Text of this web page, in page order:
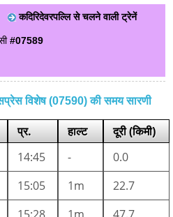
कदिरिदेवरपल्लि से चलने वाली ट्रेनें
#07589
विशेष (07590) की समय सारणी
प्र. हाल्ट
दूरी (किमी)
14:45 -
0.0
15:05 1m
22.7